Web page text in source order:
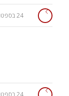
24 בספטמבר 2014
24 בספטמבר 2013